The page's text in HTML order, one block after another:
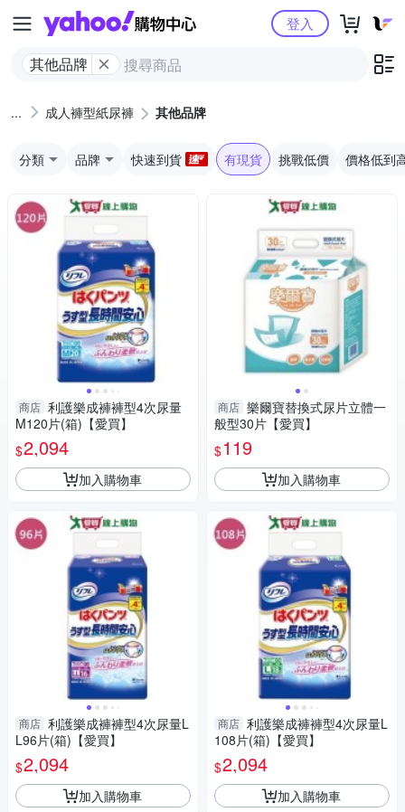
Yahoo購物中心
其他品牌
登入
成人褲型紙尿褲 其他品牌
分類 品牌 快速到貨 有現貨 挑戰低價 價格低到
商店 利護樂成褲褲型4次尿量
M120片(箱)【愛買】
$2,094
加入購物車
商店 利護樂成褲褲型4次尿量L
L96片(箱)【愛買】
$2,094
加入購物車
商店 樂爾寶替換式尿片立體一
般型30片【愛買】
$119
加入購物車
商店 利護樂成褲褲型4次尿量L
108片(箱)【愛買】
$2,094
加入購物車